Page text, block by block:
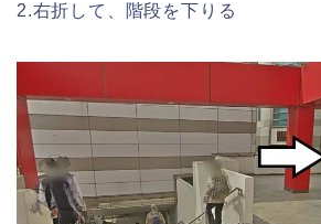
2.右折して、階段を下りる